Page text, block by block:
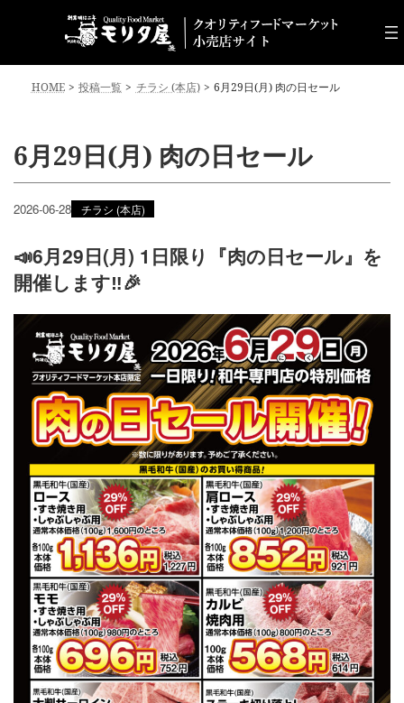
ン
ー
HOME 投稿一覧 チラシ (本店) 6月29日(月) 肉の日セール
6月29日(月) 肉の日セール
2026-06-28 チラシ (本店)
📣6月29日(月) 1日限り『肉の日セール』を
開催します‼️🎉